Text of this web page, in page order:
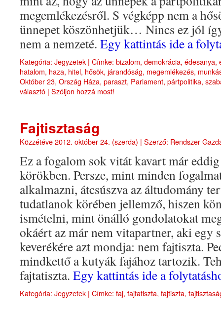
megemlékezésről. S végképp nem a
ünnepet köszönhetjük… Nincs ez jól
nem a nemzeté. Egy kattintás ide a
Kategória: Jegyzetek | Címke: bizalom, demokrácia, édesanya,
hatalom, haza, hitel, hősök, járandóság, megemlékezés,
Október 23, Ország Háza, paraszt, Parlament, pártpolitika,
választó | Szóljon hozzá most!
Fajtisztaság
Közzétéve2012. október 24. (szerda) | Szerző: Rendszer
Ez a fogalom sok vitát kavart már
körökben. Persze, mint minden
alkalmazni, átcsúszva az áltudomány
tudatlanok körében jellemző, hiszen
ismételni, mint önálló gondolatokat
okáért az már nem vitapartner, aki egy
keverékére azt mondja: nem fajtiszta.
mindkettő a kutyák fajához tartozik.
fajtatiszta. Egy kattintás ide a
Kategória: Jegyzetek | Címke: faj, fajtatiszta, fajtiszta,